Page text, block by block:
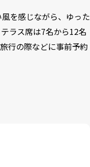
を感じながら、ゆった
ラス席は7名から12名
行の際などに事前予約